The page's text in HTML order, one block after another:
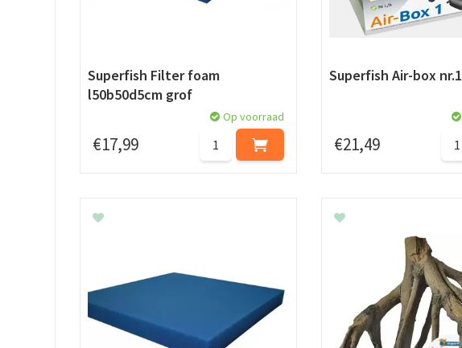
Superfish Filter foam
l50b50d5cm grof
€17,99
Op voorraad
Superfish Air-box nr.1
€21,49